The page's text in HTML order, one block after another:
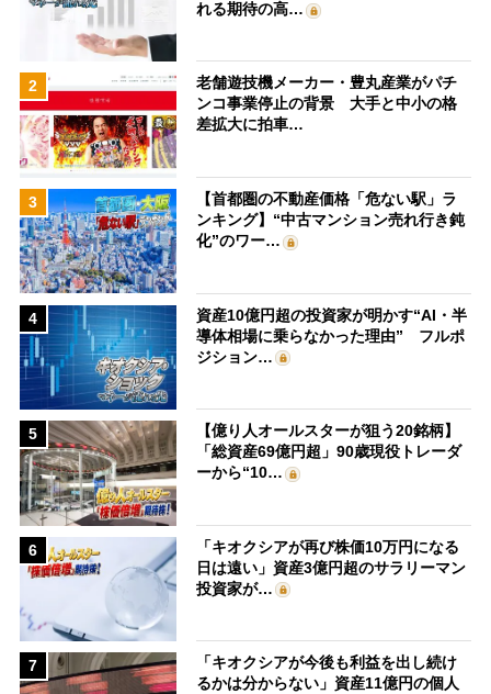
れる期待の高…
2
老舗遊技機メーカー・豊丸産業がパチ
ンコ事業停止の背景 大手と中小の格
差拡大に拍車…
3
【首都圏の不動産価格「危ない駅」ラ
ンキング】“中古マンション売れ行き鈍
化”のワー…
4
資産10億円超の投資家が明かす“AI・半
導体相場に乗らなかった理由” フルポ
ジション…
5
【億り人オールスターが狙う20銘柄】
「総資産69億円超」90歳現役トレーダ
ーから“10…
6
「キオクシアが再び株価10万円になる
日は遠い」資産3億円超のサラリーマン
投資家が…
7
「キオクシアが今後も利益を出し続け
るかは分からない」資産11億円の個人